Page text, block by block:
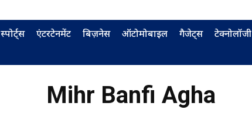
स्पोर्ट्स एंटरटेनमेंट बिज़नेस ऑटोमोबाइल गैजेट्स टेक्नोलॉजी
Mihr Banfi Agha